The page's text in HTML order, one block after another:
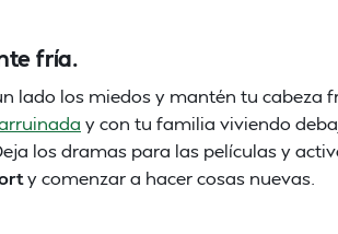
fría.
lado los miedos y mantén tu
y con tu familia viviendo
los dramas para las películas y
y comenzar a hacer cosas nuevas.